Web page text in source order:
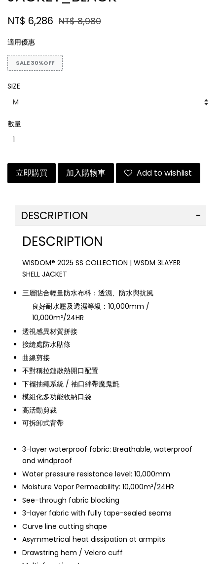
NT$ 6,286 NT$ 8,980
適用優惠
SALE 30%OFF
SIZE
數量
立即購買 加入購物車 Add to wishlist
DESCRIPTION
DESCRIPTION
WISDOM® 2025 SS COLLECTION | WSDM 3LAYER
SHELL JACKET
三層貼合輕量防水布料：透濕、防水與抗風
良好耐水壓及透濕等級：10,000mm /
10,000m²/24HR
透視感異材質拼接
接縫處防水貼條
曲線剪接
不對稱拉鏈散熱開口配置
下襬抽繩系統 / 袖口絆帶魔鬼氈
模組化多功能收納口袋
高活動剪裁
可拆卸式背帶
3-layer waterproof fabric: Breathable, waterproof
and windproof
Water pressure resistance level: 10,000mm
Moisture Vapor Permeability: 10,000m²/24HR
See-through fabric blocking
3-layer fabric with fully tape-sealed seams
Curve line cutting shape
Asymmetrical heat dissipation at armpits
Drawstring hem / Velcro cuff